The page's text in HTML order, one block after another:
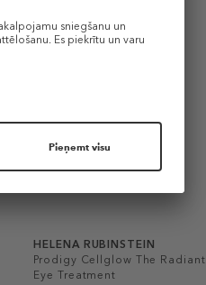
-40%
HELENA RUBINSTEIN
Prodigy Cellglow The Radiant
Eye Treatment